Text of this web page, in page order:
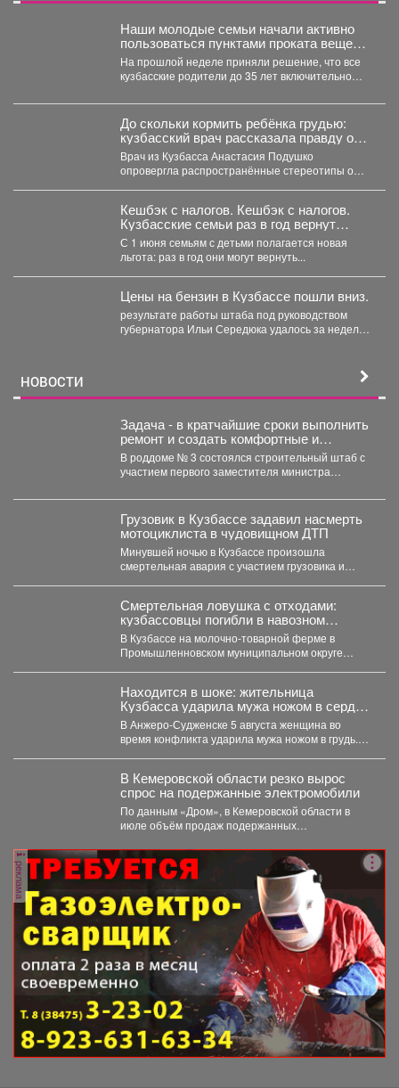
Наши молодые семьи начали активно
пользоваться пунктами проката вещей
для новорожденных.
На прошлой неделе приняли решение, что все
кузбасские родители до 35 лет включительно
До скольки кормить ребёнка грудью:
кузбасский врач рассказала правду о
лактации
Врач из Кузбасса Анастасия Подушко
опровергла распространённые стереотипы о
Кешбэк с налогов. Кешбэк с налогов.
Кузбасские семьи раз в год вернут
часть уплаченных денег
С 1 июня семьям с детьми полагается новая
льгота: раз в год они могут вернуть...
Цены на бензин в Кузбассе пошли вниз.
результате работы штаба под руководством
губернатора Ильи Середюка удалось за неделю
НОВОСТИ
Задача - в кратчайшие сроки выполнить
ремонт и создать комфортные и
безопасные условия для будущих мам
и новорождённых.
В роддоме № 3 состоялся строительный штаб с
участием первого заместителя министра
Грузовик в Кузбассе задавил насмерть
мотоциклиста в чудовищном ДТП
Минувшей ночью в Кузбассе произошла
смертельная авария с участием грузовика и
Смертельная ловушка с отходами:
кузбассовцы погибли в навозном
котловане
В Кузбассе на молочно-товарной ферме в
Промышленновском муниципальном округе
Находится в шоке: жительница
Кузбасса ударила мужа ножом в сердце
- подробности
В Анжеро-Судженске 5 августа женщина во
время конфликта ударила мужа ножом в грудь.
В Кемеровской области резко вырос
спрос на подержанные электромобили
По данным «Дром», в Кемеровской области в
июле объём продаж подержанных
реклама